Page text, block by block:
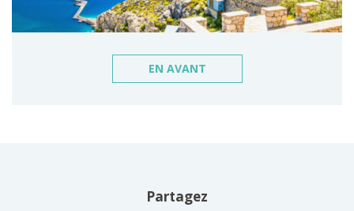
EN AVANT
Partagez